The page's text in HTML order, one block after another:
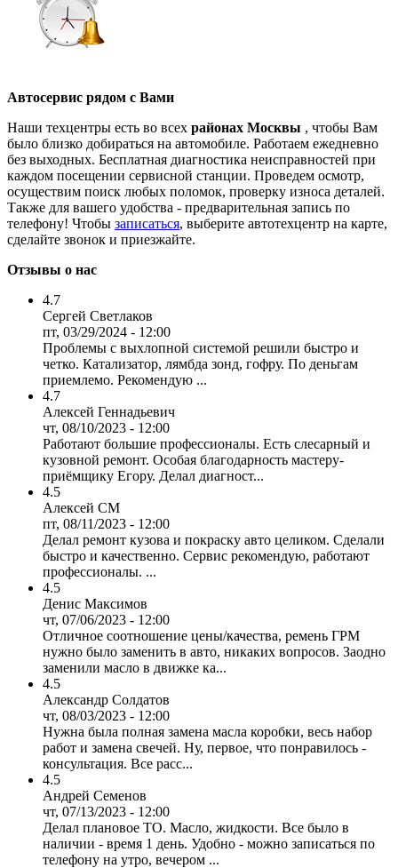
Автосервис рядом с Вами
Наши техцентры есть во всех районах Москвы , чтобы Вам
было близко добираться на автомобиле. Работаем ежедневно
без выходных. Бесплатная диагностика неисправностей при
каждом посещении сервисной станции. Проведем осмотр,
осуществим поиск любых поломок, проверку износа деталей.
Также для вашего удобства - предварительная запись по
телефону! Чтобы записаться, выберите автотехцентр на карте,
сделайте звонок и приезжайте.
Отзывы о нас
4.7
Сергей Светлаков
пт, 03/29/2024 - 12:00
Проблемы с выхлопной системой решили быстро и
четко. Катализатор, лямбда зонд, гофру. По деньгам
приемлемо. Рекомендую ...
4.7
Алексей Геннадьевич
чт, 08/10/2023 - 12:00
Работают большие профессионалы. Есть слесарный и
кузовной ремонт. Особая благодарность мастеру-
приёмщику Егору. Делал диагност...
4.5
Алексей СМ
пт, 08/11/2023 - 12:00
Делал ремонт кузова и покраску авто целиком. Сделали
быстро и качественно. Сервис рекомендую, работают
профессионалы. ...
4.5
Денис Максимов
чт, 07/06/2023 - 12:00
Отличное соотношение цены/качества, ремень ГРМ
нужно было заменить в авто, никаких вопросов. Заодно
заменили масло в движке ка...
4.5
Александр Солдатов
чт, 08/03/2023 - 12:00
Нужна была полная замена масла коробки, весь набор
работ и замена свечей. Ну, первое, что понравилось -
консультация. Все расс...
4.5
Андрей Семенов
чт, 07/13/2023 - 12:00
Делал плановое ТО. Масло, жидкости. Все было в
наличии - время 1 день. Удобно - можно записаться по
телефону на утро, вечером ...